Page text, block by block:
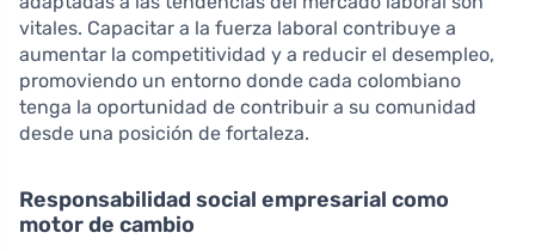
vitales. Capacitar a la fuerza laboral contribuye a
aumentar la competitividad y a reducir el desempleo,
promoviendo un entorno donde cada colombiano
tenga la oportunidad de contribuir a su comunidad
desde una posición de fortaleza.
Responsabilidad social empresarial como
motor de cambio